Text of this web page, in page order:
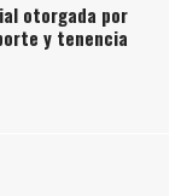
otorgada por
y tenencia